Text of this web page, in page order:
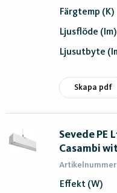
Färgtemp (K)
Ljusflöde (lm)
Ljusutbyte
Skapa pdf
Sevede PE
Casambi
Artikelnummer
Effekt (W)